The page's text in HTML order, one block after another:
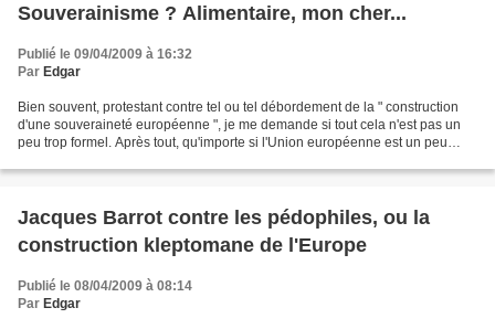
Souverainisme ? Alimentaire, mon cher...
Publié le 09/04/2009 à 16:32
Par Edgar
Bien souvent, protestant contre tel ou tel débordement de la " construction
d'une souveraineté européenne ", je me demande si tout cela n'est pas un
peu trop formel. Après tout, qu'importe si l'Union européenne est un peu
Jacques Barrot contre les pédophiles, ou la
construction kleptomane de l'Europe
Publié le 08/04/2009 à 08:14
Par Edgar